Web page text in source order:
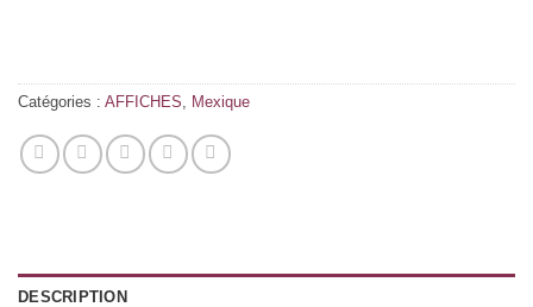
Catégories : AFFICHES Mexique
DESCRIPTION